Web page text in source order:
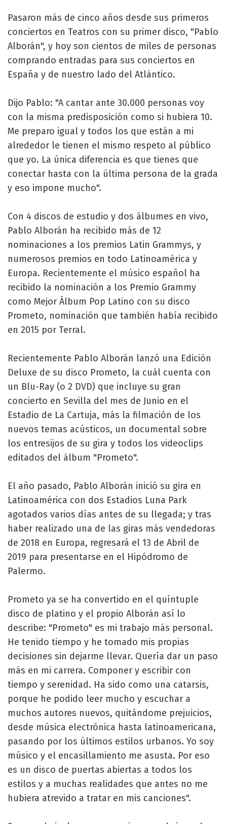
Pasaron más de cinco años desde sus primeros
conciertos en Teatros con su primer disco, "Pablo
Alborán", y hoy son cientos de miles de personas
comprando entradas para sus conciertos en
España y de nuestro lado del Atlántico.
Dijo Pablo: "A cantar ante 30.000 personas voy
con la misma predisposición como si hubiera 10.
Me preparo igual y todos los que están a mi
alrededor le tienen el mismo respeto al público
que yo. La única diferencia es que tienes que
conectar hasta con la última persona de la grada
y eso impone mucho".
Con 4 discos de estudio y dos álbumes en vivo,
Pablo Alborán ha recibido más de 12
nominaciones a los premios Latin Grammys, y
numerosos premios en todo Latinoamérica y
Europa. Recientemente el músico español ha
recibido la nominación a los Premio Grammy
como Mejor Álbum Pop Latino con su disco
Prometo, nominación que también había recibido
en 2015 por Terral.
Recientemente Pablo Alborán lanzó una Edición
Deluxe de su disco Prometo, la cuál cuenta con
un Blu-Ray (o 2 DVD) que incluye su gran
concierto en Sevilla del mes de Junio en el
Estadio de La Cartuja, más la filmación de los
nuevos temas acústicos, un documental sobre
los entresijos de su gira y todos los videoclips
editados del álbum "Prometo".
El año pasado, Pablo Alborán inició su gira en
Latinoamérica con dos Estadios Luna Park
agotados varios días antes de su llegada; y tras
haber realizado una de las giras más vendedoras
de 2018 en Europa, regresará el 13 de Abril de
2019 para presentarse en el Hipódromo de
Palermo.
Prometo ya se ha convertido en el quíntuple
disco de platino y el propio Alborán así lo
describe: "Prometo" es mi trabajo más personal.
He tenido tiempo y he tomado mis propias
decisiones sin dejarme llevar. Quería dar un paso
más en mi carrera. Componer y escribir con
tiempo y serenidad. Ha sido como una catarsis,
porque he podido leer mucho y escuchar a
muchos autores nuevos, quitándome prejuicios,
desde música electrónica hasta latinoamericana,
pasando por los últimos estilos urbanos. Yo soy
músico y el encasillamiento me asusta. Por eso
es un disco de puertas abiertas a todos los
estilos y a muchas realidades que antes no me
hubiera atrevido a tratar en mis canciones".